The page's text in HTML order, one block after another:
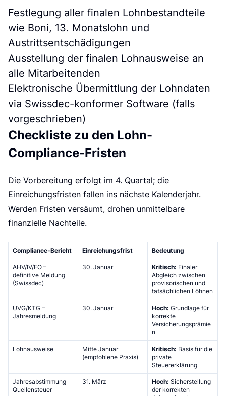
Festlegung aller finalen Lohnbestandteile
wie Boni, 13. Monatslohn und
Austrittsentschädigungen
Ausstellung der finalen Lohnausweise an
alle Mitarbeitenden
Elektronische Übermittlung der Lohndaten
via Swissdec-konformer Software (falls
vorgeschrieben)
Checkliste zu den Lohn-
Compliance-Fristen
Die Vorbereitung erfolgt im 4. Quartal; die
Einreichungsfristen fallen ins nächste Kalenderjahr.
Werden Fristen versäumt, drohen unmittelbare
finanzielle Nachteile.
Compliance-Bericht Einreichungsfrist
Bedeutung
AHV/IV/EO –
definitive Meldung
(Swissdec)
30. Januar Kritisch: Finaler
Abgleich zwischen
provisorischen und
tatsächlichen Löhnen
UVG/KTG –
Jahresmeldung
30. Januar Hoch: Grundlage für
korrekte
Versicherungsprämie
n
Lohnausweise
Mitte Januar
(empfohlene Praxis)
Kritisch: Basis für die
private
Steuererklärung
Jahresabstimmung
Quellensteuer
31. März Hoch: Sicherstellung
der korrekten